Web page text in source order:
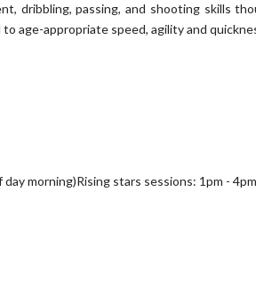
dribbling, passing, and shooting skills
age-appropriate speed, agility and
morning)Rising stars sessions: 1pm -